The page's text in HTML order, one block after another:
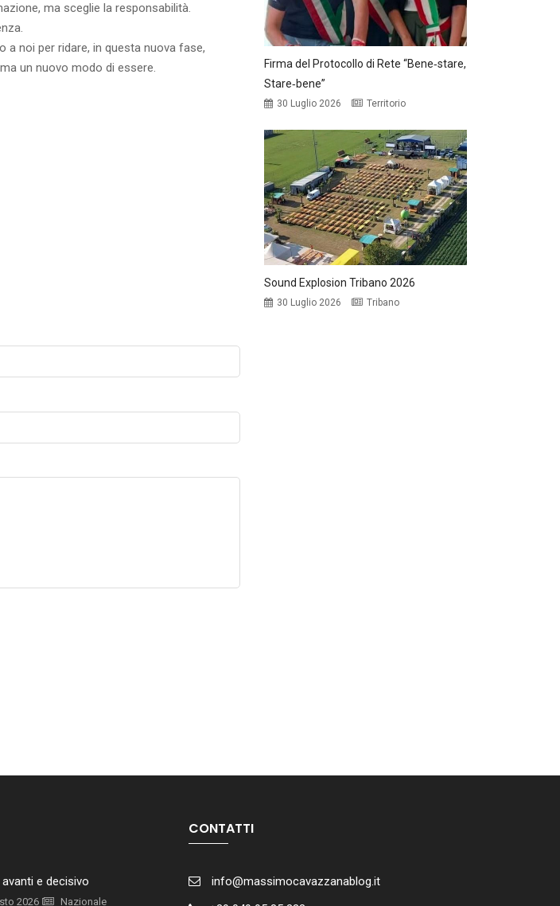
ma sceglie la responsabilità.
noi per ridare, in questa nuova fase,
un nuovo modo di essere.
Firma del Protocollo di Rete “Bene‑stare,
Stare‑bene”
30 Luglio 2026 Territorio
Sound Explosion Tribano 2026
30 Luglio 2026 Tribano
e decisivo
2026 Nazionale
CONTATTI
info@massimocavazzanablog.it